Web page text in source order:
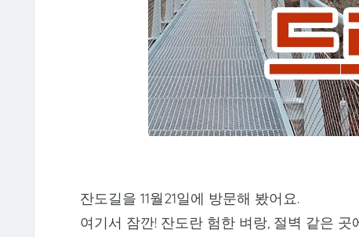
잔도길을 11월21일에 방문해 봤어요.
여기서 잠깐! 잔도란 험한 벼랑, 절벽 같은